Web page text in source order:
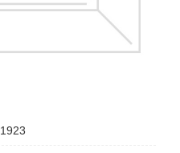
1923